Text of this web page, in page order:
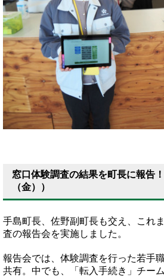
窓口体験調査の結果を町長に報告
（金））
手島町長、佐野副町長も交え、これ
査の報告会を実施しました。
報告会では、体験調査を行った若手
共有。中でも、「転入手続き」チー